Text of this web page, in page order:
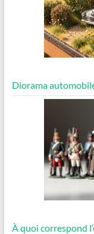
Diorama
À quoi correspond